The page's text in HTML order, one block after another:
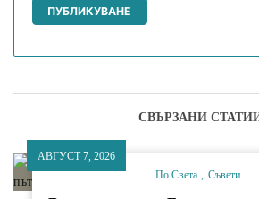
СВЪРЗАНИ
АВГУСТ 7, 2026
По Света
Съвети